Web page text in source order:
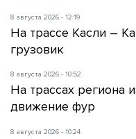
8 августа 2026 - 12:19
На трассе Касли –
грузовик
8 августа 2026 - 10:52
На трассах региона
движение фур
8 августа 2026 - 10:24